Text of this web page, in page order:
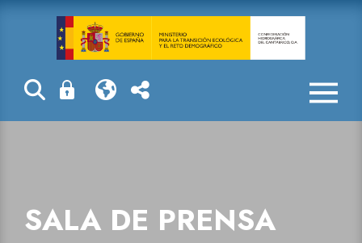
Sala de prensa
SALA DE PRENSA